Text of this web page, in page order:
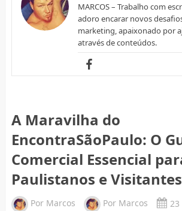
MARCOS – Trabalho com
adoro encarar novos
marketing, apaixonado por
através de conteúdos.
A Maravilha do
EncontraSãoPaulo: O
Comercial Essencial
Paulistanos e Visitantes
Por Marcos Por Marcos